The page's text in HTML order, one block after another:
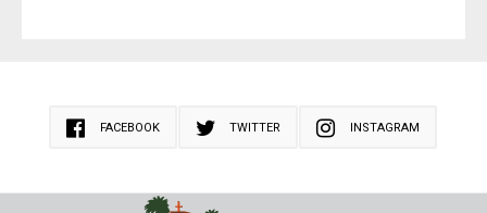
FACEBOOK TWITTER INSTAGRAM